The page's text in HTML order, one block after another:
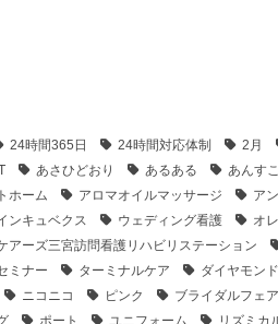
24時間365日 24時間対応体制 2月
あさひどおり あるある あんすこ
ホーム アロマオイルマッサージ ア
ンキュベクス ウェディング看護 オ
アーズ三宮訪問看護リハビリステーション
ミナー ターミナルケア ダイヤモン
ニコニコ ピンク ブライダルフェア